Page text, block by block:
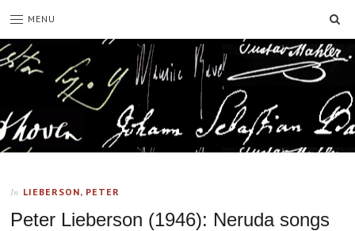
MENU
In LIEBERSON, PETER
Peter Lieberson (1946): Neruda songs